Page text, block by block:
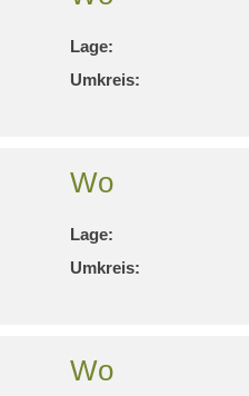
Lage:
Umkreis:
Wo
Lage:
Umkreis:
Wo